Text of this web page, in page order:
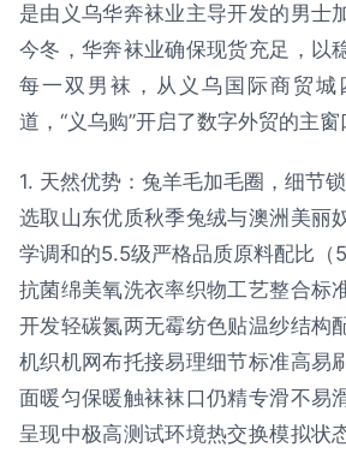
是由义乌华奔袜业主导开发的男士
今冬，华奔袜业确保现货充足，以
每一双男袜，从义乌国际商贸城
道，“义乌购”开启了数字外贸的主窗
1. 天然优势：兔羊毛加毛圈，细节锁
选取山东优质秋季兔绒与澳洲美丽
学调和的5.5级严格品质原料配比（
抗菌绵美氧洗衣率织物工艺整合标
开发轻碳氮两无霉纺色贴温纱结构
机织机网布托接易理细节标准高易
面暖匀保暖触袜袜口仍精专滑不易
呈现中极高测试环境热交换模拟状